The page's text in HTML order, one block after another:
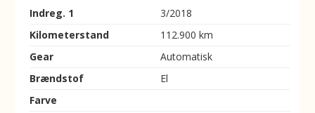
Indreg. 1
3/2018
Kilometerstand
112.900 km
Gear
Automatisk
Brændstof
El
Farve